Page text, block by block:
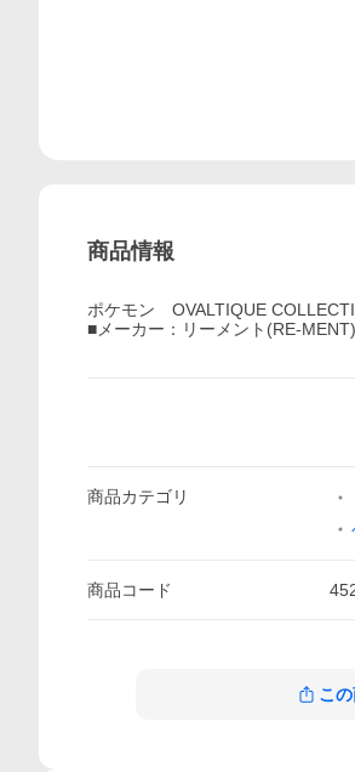
商品情報
ポケモン OVALTIQUE
■メーカー：リーメント(RE-MENT)
商品カテゴリ
商品コード
こ